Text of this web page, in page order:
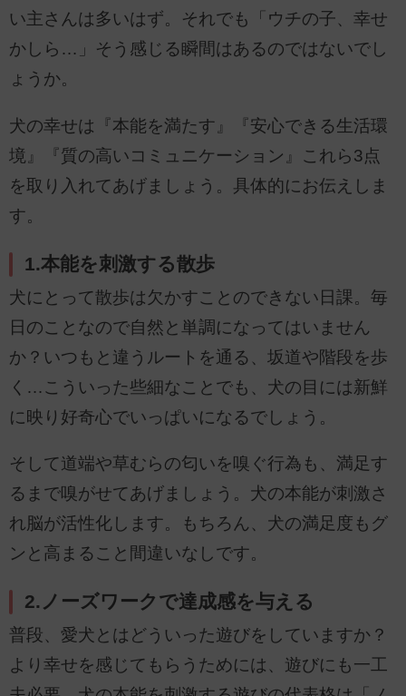
い主さんは多いはず。それでも「ウチの子、幸せ
かしら…」そう感じる瞬間はあるのではないでし
ょうか。
犬の幸せは『本能を満たす』『安心できる生活環
境』『質の高いコミュニケーション』これら3点
を取り入れてあげましょう。具体的にお伝えしま
す。
1.本能を刺激する散歩
犬にとって散歩は欠かすことのできない日課。毎
日のことなので自然と単調になってはいません
か？いつもと違うルートを通る、坂道や階段を歩
く…こういった些細なことでも、犬の目には新鮮
に映り好奇心でいっぱいになるでしょう。
そして道端や草むらの匂いを嗅ぐ行為も、満足す
るまで嗅がせてあげましょう。犬の本能が刺激さ
れ脳が活性化します。もちろん、犬の満足度もグ
ンと高まること間違いなしです。
2.ノーズワークで達成感を与える
普段、愛犬とはどういった遊びをしていますか？
より幸せを感じてもらうためには、遊びにも一工